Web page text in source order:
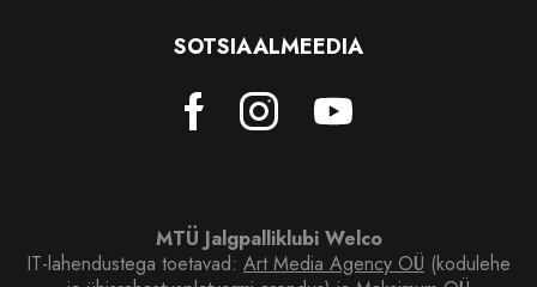
SOTSIAALMEEDIA
MTÜ Jalgpalliklubi Welco
IT-lahendustega toetavad: Art Media Agency OÜ (kodulehe